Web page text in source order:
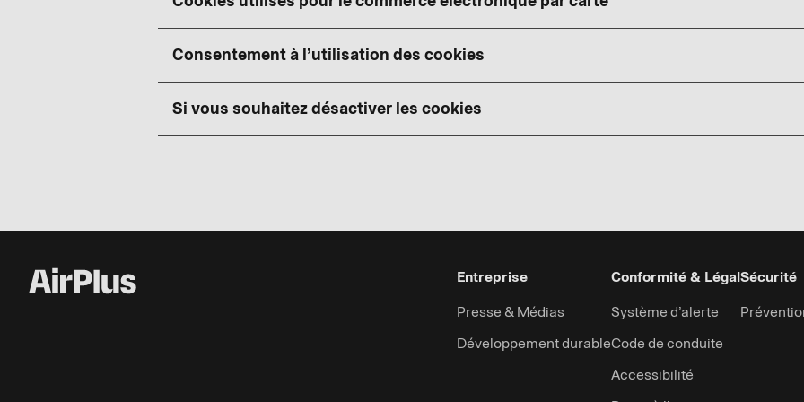
Consentement à l’utilisation des cookies
Si vous souhaitez désactiver les cookies
Entreprise
Presse & Médias
Développement durable
Conformité & Légal
Système d’alerte
Code de conduite
Accessibilité
Sécurité